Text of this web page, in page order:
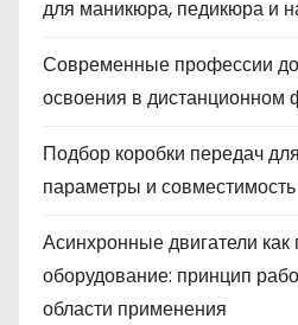
для маникюра, педикюра и
Современные профессии
освоения в дистанционном
Подбор коробки передач
параметры и совместимость
Асинхронные двигатели
оборудование: принцип
области применения